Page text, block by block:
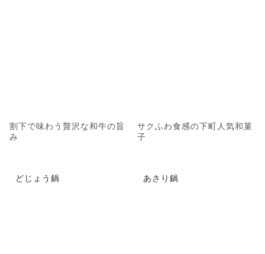
割下で味わう贅沢な和牛の旨
み
サクふわ食感の下町人気和菓
子
どじょう鍋 あさり鍋